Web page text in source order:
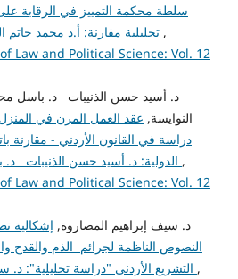
سلطة محكمة التمييز في الرقابة
تحليلية مقارنة: أ.د محمد حاتم البيات أ د. ناديا قزمار ,
Law and Political Science: Vol. 12
النوايسة, عقد العمل المرن في
دراسة في القانون الأردني - مقارنة
,
Law and Political Science: Vol. 12
admin admin, د. سيف إبراهيم المصاروة, إشكالية
النصوص الناظمة لجرائم الذم والقدح
,